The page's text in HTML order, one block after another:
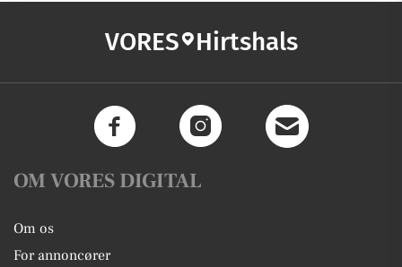
VORES Hirtshals
OM VORES DIGITAL
Om os
For annoncører